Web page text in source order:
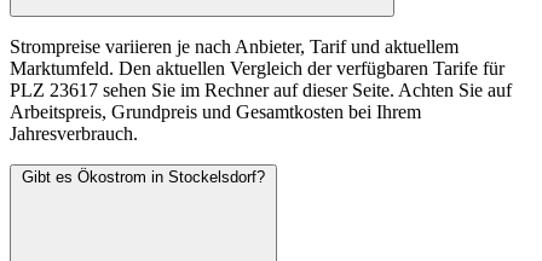
Strompreise variieren je nach Anbieter, Tarif und aktuellem
Marktumfeld. Den aktuellen Vergleich der verfügbaren Tarife für
PLZ 23617 sehen Sie im Rechner auf dieser Seite. Achten Sie auf
Arbeitspreis, Grundpreis und Gesamtkosten bei Ihrem
Jahresverbrauch.
Gibt es Ökostrom in Stockelsdorf?